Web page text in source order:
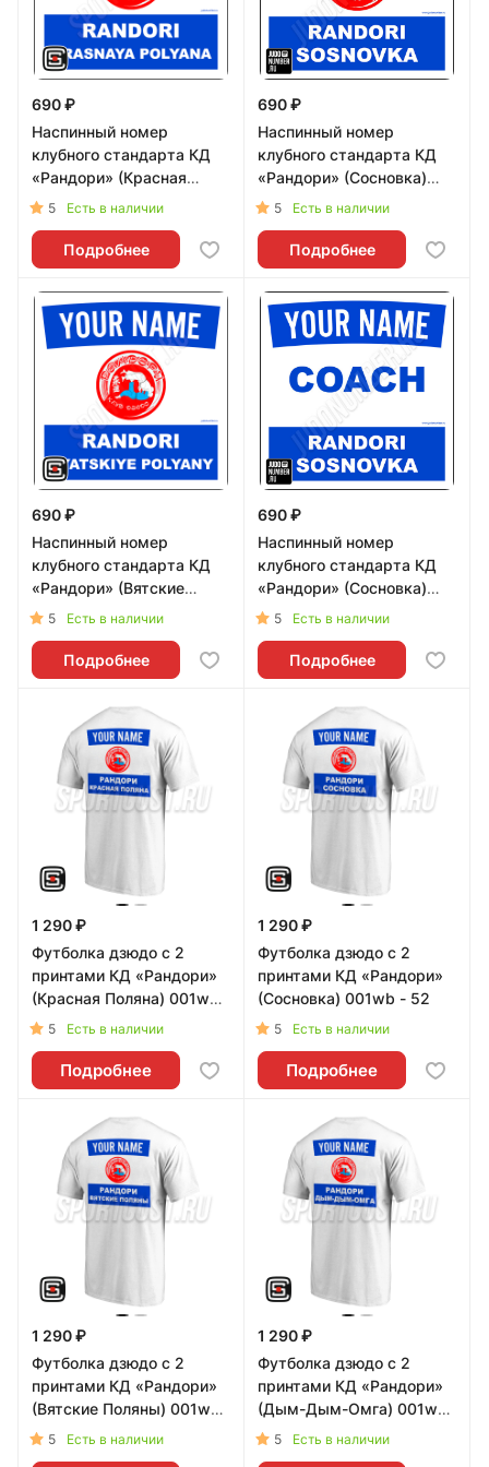
690 ₽
Наспинный номер
клубного стандарта КД
«Рандори» (Красная
Поляна) 001b - L
5 Есть в наличии
Подробнее
690 ₽
Наспинный номер
клубного стандарта КД
«Рандори» (Сосновка)
001b - L
5 Есть в наличии
Подробнее
690 ₽
Наспинный номер
клубного стандарта КД
«Рандори» (Вятские
Поляны) 001b - L
5 Есть в наличии
Подробнее
690 ₽
Наспинный номер
клубного стандарта КД
«Рандори» (Сосновка)
002b - L
5 Есть в наличии
Подробнее
1 290 ₽
Футболка дзюдо с 2
принтами КД «Рандори»
(Красная Поляна) 001wb -
525 Есть в наличии
Подробнее
1 290 ₽
Футболка дзюдо с 2
принтами КД «Рандори»
(Сосновка) 001wb - 52
5 Есть в наличии
Подробнее
1 290 ₽
Футболка дзюдо с 2
принтами КД «Рандори»
(Вятские Поляны) 001wb
- 525 Есть в наличии
1 290 ₽
Футболка дзюдо с 2
принтами КД «Рандори»
(Дым-Дым-Омга) 001wb
- 525 Есть в наличии